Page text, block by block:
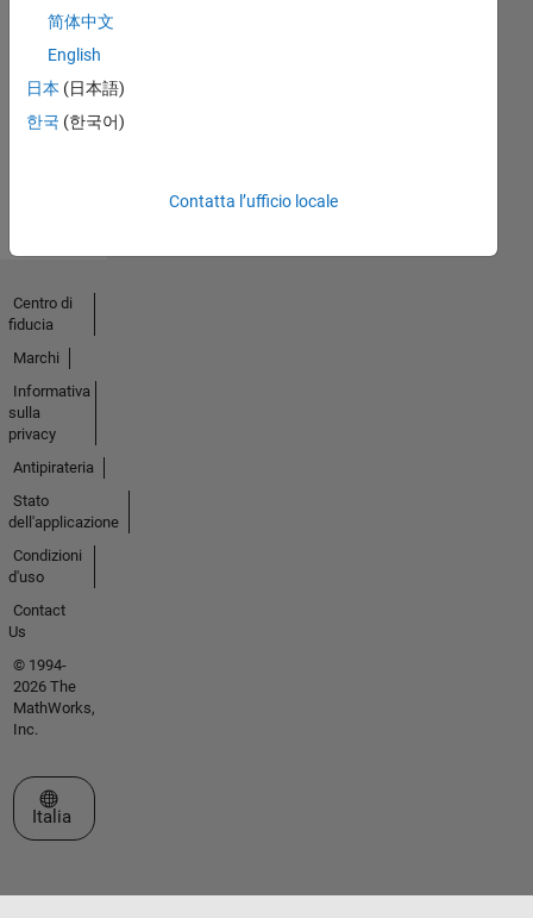
Nessuna
attività
简体中文
English
日本 (日本語)
한국 (한국어)
Contatta l’ufficio locale
Centro di
fiducia
Marchi
Informativa
sulla
privacy
Antipirateria
Stato
dell'applicazione
Condizioni
d'uso
Contact
Us
© 1994-
2026 The
MathWorks,
Inc.
Seleziona un sito web
Italia